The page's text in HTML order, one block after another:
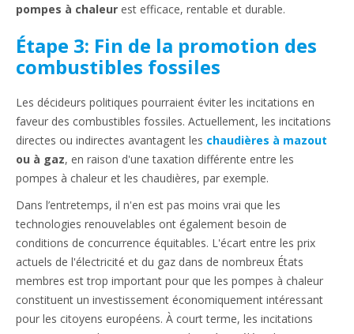
pompes à chaleur est efficace, rentable et durable.
Étape 3: Fin de la promotion des
combustibles fossiles
Les décideurs politiques pourraient éviter les incitations en
faveur des combustibles fossiles. Actuellement, les incitations
directes ou indirectes avantagent les chaudières à mazout
ou à gaz, en raison d'une taxation différente entre les
pompes à chaleur et les chaudières, par exemple.
Dans l’entretemps, il n'en est pas moins vrai que les
technologies renouvelables ont également besoin de
conditions de concurrence équitables. L'écart entre les prix
actuels de l'électricité et du gaz dans de nombreux États
membres est trop important pour que les pompes à chaleur
constituent un investissement économiquement intéressant
pour les citoyens européens. À court terme, les incitations